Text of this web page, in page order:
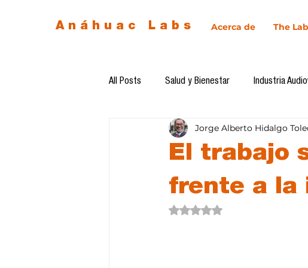
Anáhuac Labs Acerca de The Lab
All Posts Salud y Bienestar Industria
Egresados Inteligencia Artificial
Diseño de futuro Ética de la
El trabajo
frente a la
Jorge Alberto Hidalgo
Obtuvo NaN de 5 estrellas.